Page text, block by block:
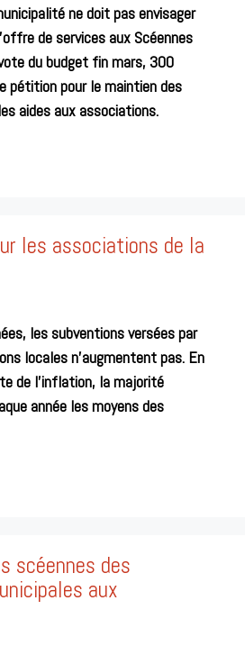
ne doit pas envisager
de services aux Scéennes
du budget fin mars, 300
pétition pour le maintien des
aides aux associations.
les associations de la
les subventions versées par
locales n’augmentent pas. En
de l’inflation, la majorité
année les moyens des
scéennes des
aux